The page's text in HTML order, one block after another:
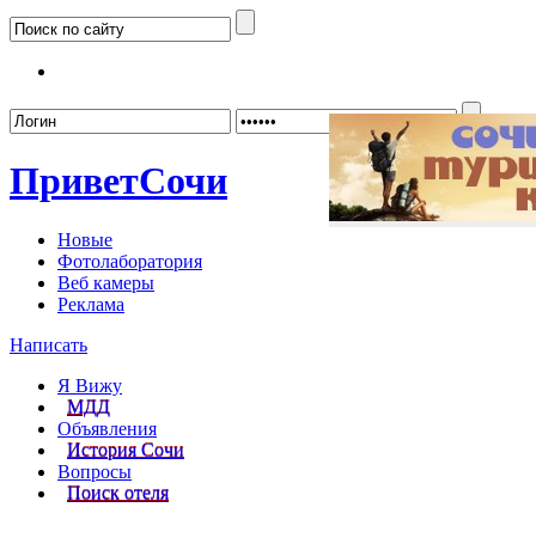
ПриветСочи
Новые
Фотолаборатория
Веб камеры
Реклама
Написать
Я Вижу
МДД
Объявления
История Сочи
Вопросы
Поиск отеля